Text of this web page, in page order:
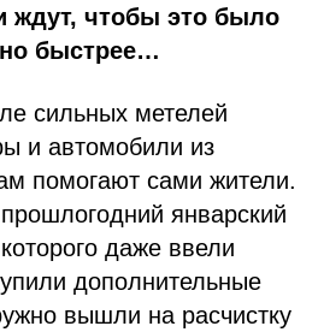
ждут, чтобы это было
быстрее…
сильных метелей
и автомобили из
помогают сами жители.
январский
даже ввели
дополнительные
вышли на расчистку